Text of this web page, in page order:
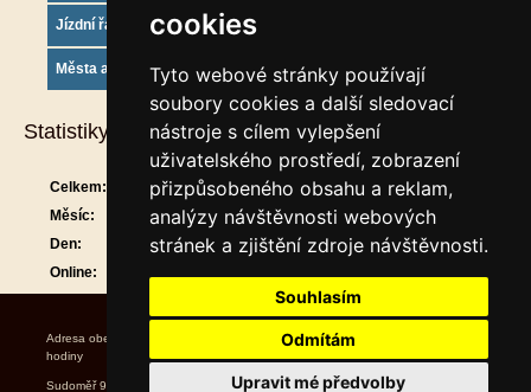
cookies
Tyto webové stránky používají
soubory cookies a další sledovací
nástroje s cílem vylepšení
uživatelského prostředí, zobrazení
přizpůsobeného obsahu a reklam,
analýzy návštěvnosti webových
stránek a zjištění zdroje návštěvnosti.
Souhlasím
Odmítám
Upravit mé předvolby
Jízdní řády
Města a obce
Statistiky
Online:
Celkem:
908765
Měsíc:
29641
Den:
Adresa obecního úřadu Úřední
hodiny Starosta
Sudoměř 9 středa 17.00 ~ 19.00